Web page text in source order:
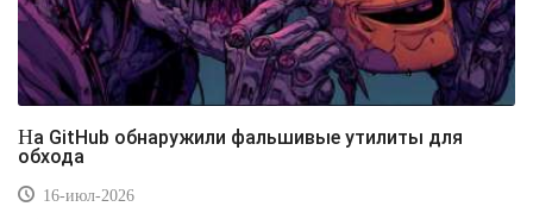
На GitHub обнаружили фальшивые утилиты для
обхода
16-июл-2026